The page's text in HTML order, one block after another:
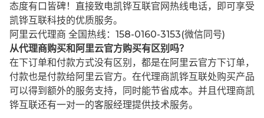
态度有口皆碑！直接致电凯铧互联官网热线电话，即可享受
凯铧互联科技的优质服务。
阿里云代理商 全国热线：158-0160-3153(微信同号)
从代理商购买和阿里云官方购买有区别吗？
在下订单和付款方式没有区别，都是在阿里云官方下订单，
付款也是付款给阿里云官方。在代理商凯铧互联处购买产品
可以得到额外的服务支持，同时能节省成本。并且代理商凯
铧互联还有一对一的客服经理提供技术服务。